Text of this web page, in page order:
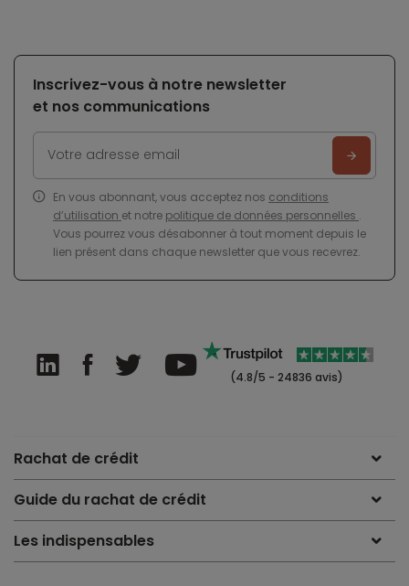
Inscrivez-vous à notre newsletter
et nos communications
En vous abonnant, vous acceptez nos conditions
d’utilisation et notre politique de données personnelles .
Vous pourrez vous désabonner à tout moment depuis le
lien présent dans chaque newsletter que vous recevrez.
(4.8/5 - 24836 avis)
Rachat de crédit
Guide du rachat de crédit
Les indispensables